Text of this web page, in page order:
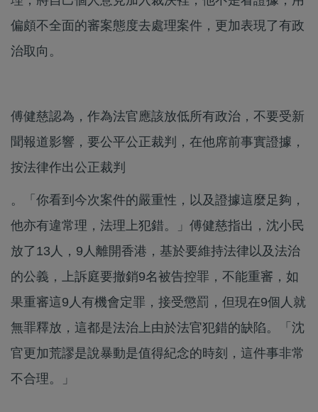
偏頗不全面的審案態度去處理案件，更加表現了有政
治取向。
傅健慈認為，作為法官應該放低所有政治，不要受新
聞報道影響，要公平公正裁判，在他席前事實證據，
按法律作出公正裁判
。「你看到今次案件的嚴重性，以及證據這麼足夠，
他亦有違常理，法理上犯錯。」傅健慈指出，沈小民
放了13人，9人離開香港，基於要維持法律以及法治
的公義，上訴庭要撤銷9名被告控罪，不能重審，如
果重審這9人有機會定罪，接受懲罰，但現在9個人就
無罪釋放，這都是法治上由於法官犯錯的缺陷。「沈
官更加荒謬是說暴動是值得紀念的時刻，這件事非常
不合理。」